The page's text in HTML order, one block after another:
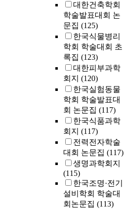
대한건축학회
학술발표대회 논
문집 (125)
한국식물병리
학회 학술대회 초
록집 (123)
대한피부과학
회지 (120)
한국실험동물
학회 학술발표대
회 논문집 (117)
한국식품과학
회지 (117)
전력전자학술
대회 논문집 (117)
생명과학회지
(115)
한국조명·전기
설비학회 학술대
회논문집 (113)